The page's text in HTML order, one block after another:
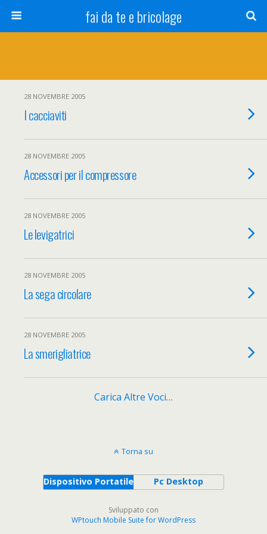
fai da te e bricolage
28 NOVEMBRE 2005
I cacciaviti
28 NOVEMBRE 2005
Accessori per il compressore
28 NOVEMBRE 2005
Le levigatrici
28 NOVEMBRE 2005
La sega circolare
28 NOVEMBRE 2005
La smerigliatrice
Carica Altre Voci…
Torna su
Dispositivo Portatile Pc Desktop
Sviluppato con
WPtouch Mobile Suite for WordPress